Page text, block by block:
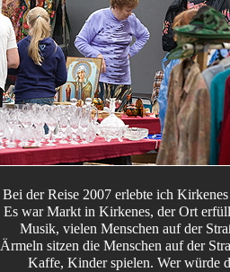
Bei der Reise 2007 erlebte ich Kirkenes
Es war Markt in Kirkenes, der Ort
Musik, vielen Menschen auf der
Ärmeln sitzen die Menschen auf der
Kaffe, Kinder spielen. Wer würde